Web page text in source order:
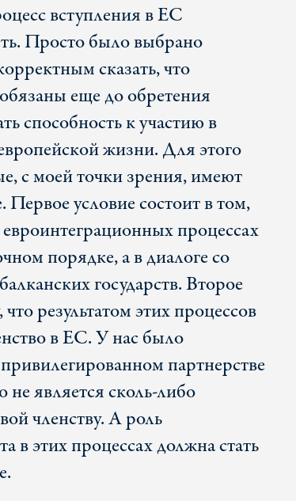
вступления в ЕС
Просто было выбрано
сказать, что
еще до обретения
способность к участию в
жизни. Для этого
с моей точки зрения, имеют
условие состоит в том,
процессах
порядке, а в диалоге со
государств. Второе
результатом этих процессов
в ЕС. У нас было
партнерстве
является сколь-либо
членству. А роль
в этих процессах должна стать